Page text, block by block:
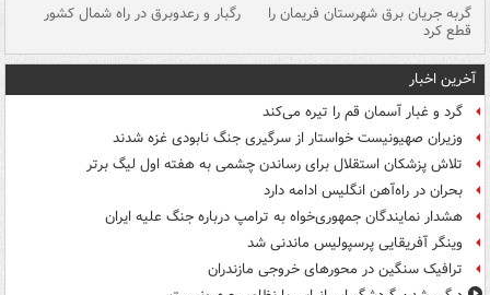
گربه جریان برق شهرستان فریمان را
قطع کرد
رگبار و رعدوبرق در راه شمال کشور
آخرین اخبار
گرد و غبار آسمان قم را تیره می‌کند
وزیران صهیونیست خواستار از سرگیری جنگ نابودی غزه شدند
تلاش پزشکان استقلال برای رساندن چشمی به هفته اول لیگ برتر
بحران در راه‌آهن انگلیس ادامه دارد
هشدار نمایندگان جمهوری‌خواه به ترامپ درباره جنگ علیه ایران
وینگر آفریقایی پرسپولیس ماندنی شد
ترافیک سنگین در محورهای خروجی مازندران